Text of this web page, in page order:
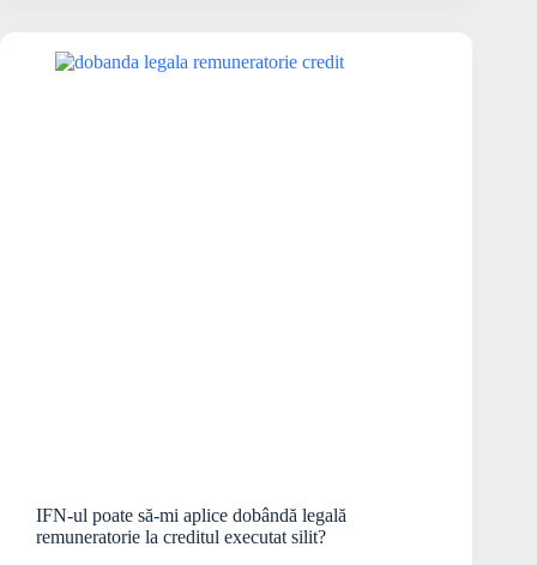
IFN-ul poate să-mi aplice dobândă legală
remuneratorie la creditul executat silit?